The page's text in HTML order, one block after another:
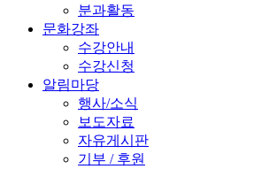
분과활동
문화강좌
수강안내
수강신청
알림마당
행사/소식
보도자료
자유게시판
기부 / 후원